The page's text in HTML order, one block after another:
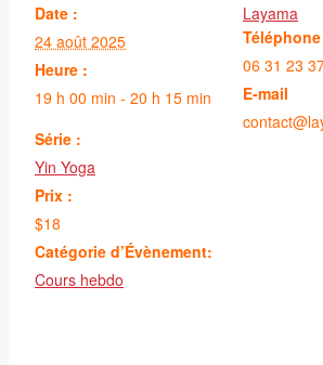
Date :
24 août 2025
Heure :
19 h 00 min - 20 h 15 min
Série :
Yin Yoga
Prix :
$18
Catégorie d’Évènement:
Cours hebdo
Layama
Téléphone
06 31 23
E-mail